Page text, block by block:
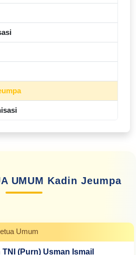
UMUM Kadin Jeumpa
Umum
(Purn) Usman Ismail